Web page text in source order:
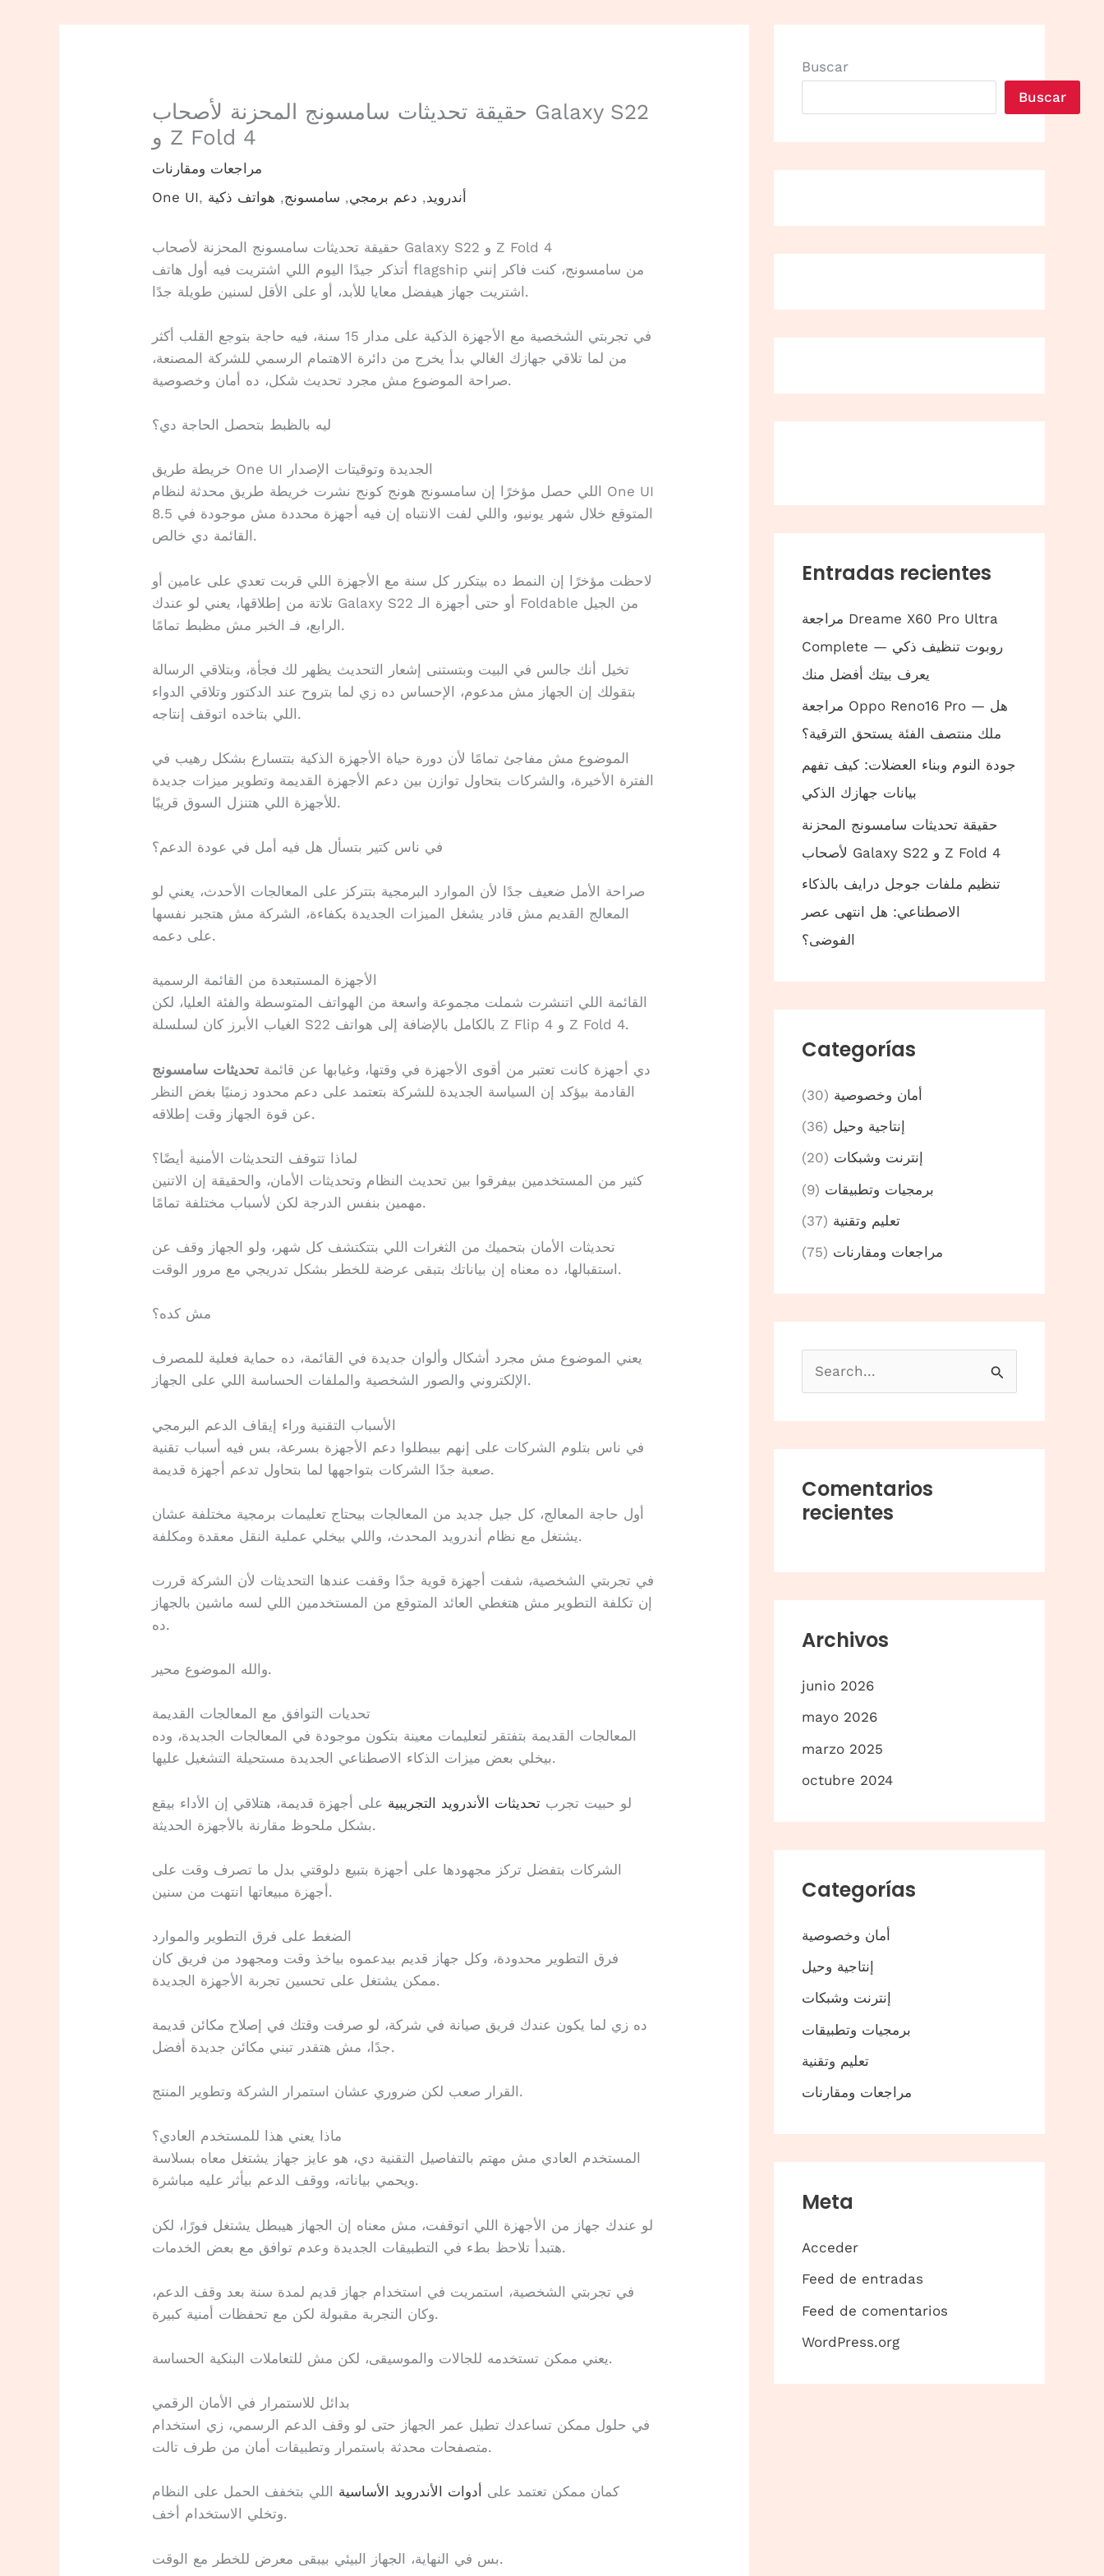
حقيقة تحديثات سامسونج المحزنة لأصحاب Galaxy S22
و Z Fold 4
مراجعات ومقارنات
One UI, أندرويد, دعم برمجي, سامسونج, هواتف ذكية
حقيقة تحديثات سامسونج المحزنة لأصحاب Galaxy S22 و Z Fold 4
أتذكر جيدًا اليوم اللي اشتريت فيه أول هاتف flagship من سامسونج، كنت فاكر إنني
اشتريت جهاز هيفضل معايا للأبد، أو على الأقل لسنين طويلة جدًا.
في تجربتي الشخصية مع الأجهزة الذكية على مدار 15 سنة، فيه حاجة بتوجع القلب أكثر
من لما تلاقي جهازك الغالي بدأ يخرج من دائرة الاهتمام الرسمي للشركة المصنعة،
صراحة الموضوع مش مجرد تحديث شكل، ده أمان وخصوصية.
ليه بالظبط بتحصل الحاجة دي؟
خريطة طريق One UI الجديدة وتوقيتات الإصدار
اللي حصل مؤخرًا إن سامسونج هونج كونج نشرت خريطة طريق محدثة لنظام One UI
8.5 المتوقع خلال شهر يونيو، واللي لفت الانتباه إن فيه أجهزة محددة مش موجودة في
القائمة دي خالص.
لاحظت مؤخرًا إن النمط ده بيتكرر كل سنة مع الأجهزة اللي قربت تعدي على عامين أو
تلاتة من إطلاقها، يعني لو عندك Galaxy S22 أو حتى أجهزة الـ Foldable من الجيل
الرابع، فـ الخبر مش مظبط تمامًا.
تخيل أنك جالس في البيت وبتستنى إشعار التحديث يظهر لك فجأة، وبتلاقي الرسالة
بتقولك إن الجهاز مش مدعوم، الإحساس ده زي لما بتروح عند الدكتور وتلاقي الدواء
اللي بتاخده اتوقف إنتاجه.
الموضوع مش مفاجئ تمامًا لأن دورة حياة الأجهزة الذكية بتتسارع بشكل رهيب في
الفترة الأخيرة، والشركات بتحاول توازن بين دعم الأجهزة القديمة وتطوير ميزات جديدة
للأجهزة اللي هتنزل السوق قريبًا.
في ناس كتير بتسأل هل فيه أمل في عودة الدعم؟
صراحة الأمل ضعيف جدًا لأن الموارد البرمجية بتتركز على المعالجات الأحدث، يعني لو
المعالج القديم مش قادر يشغل الميزات الجديدة بكفاءة، الشركة مش هتجبر نفسها
على دعمه.
الأجهزة المستبعدة من القائمة الرسمية
القائمة اللي اتنشرت شملت مجموعة واسعة من الهواتف المتوسطة والفئة العليا، لكن
الغياب الأبرز كان لسلسلة S22 بالكامل بالإضافة إلى هواتف Z Flip 4 و Z Fold 4.
دي أجهزة كانت تعتبر من أقوى الأجهزة في وقتها، وغيابها عن قائمة تحديثات سامسونج
القادمة بيؤكد إن السياسة الجديدة للشركة بتعتمد على دعم محدود زمنيًا بغض النظر
عن قوة الجهاز وقت إطلاقه.
لماذا تتوقف التحديثات الأمنية أيضًا؟
كثير من المستخدمين بيفرقوا بين تحديث النظام وتحديثات الأمان، والحقيقة إن الاتنين
مهمين بنفس الدرجة لكن لأسباب مختلفة تمامًا.
تحديثات الأمان بتحميك من الثغرات اللي بتتكتشف كل شهر، ولو الجهاز وقف عن
استقبالها، ده معناه إن بياناتك بتبقى عرضة للخطر بشكل تدريجي مع مرور الوقت.
مش كده؟
يعني الموضوع مش مجرد أشكال وألوان جديدة في القائمة، ده حماية فعلية للمصرف
الإلكتروني والصور الشخصية والملفات الحساسة اللي على الجهاز.
الأسباب التقنية وراء إيقاف الدعم البرمجي
في ناس بتلوم الشركات على إنهم بيبطلوا دعم الأجهزة بسرعة، بس فيه أسباب تقنية
صعبة جدًا الشركات بتواجهها لما بتحاول تدعم أجهزة قديمة.
أول حاجة المعالج، كل جيل جديد من المعالجات بيحتاج تعليمات برمجية مختلفة عشان
يشتغل مع نظام أندرويد المحدث، واللي بيخلي عملية النقل معقدة ومكلفة.
في تجربتي الشخصية، شفت أجهزة قوية جدًا وقفت عندها التحديثات لأن الشركة قررت
إن تكلفة التطوير مش هتغطي العائد المتوقع من المستخدمين اللي لسه ماشين بالجهاز
ده.
والله الموضوع محير.
تحديات التوافق مع المعالجات القديمة
المعالجات القديمة بتفتقر لتعليمات معينة بتكون موجودة في المعالجات الجديدة، وده
بيخلي بعض ميزات الذكاء الاصطناعي الجديدة مستحيلة التشغيل عليها.
لو حبيت تجرب تحديثات الأندرويد التجريبية على أجهزة قديمة، هتلاقي إن الأداء بيقع
بشكل ملحوظ مقارنة بالأجهزة الحديثة.
الشركات بتفضل تركز مجهودها على أجهزة بتبيع دلوقتي بدل ما تصرف وقت على
أجهزة مبيعاتها انتهت من سنين.
الضغط على فرق التطوير والموارد
فرق التطوير محدودة، وكل جهاز قديم بيدعموه بياخذ وقت ومجهود من فريق كان
ممكن يشتغل على تحسين تجربة الأجهزة الجديدة.
ده زي لما يكون عندك فريق صيانة في شركة، لو صرفت وقتك في إصلاح مكائن قديمة
جدًا، مش هتقدر تبني مكائن جديدة أفضل.
القرار صعب لكن ضروري عشان استمرار الشركة وتطوير المنتج.
ماذا يعني هذا للمستخدم العادي؟
المستخدم العادي مش مهتم بالتفاصيل التقنية دي، هو عايز جهاز يشتغل معاه بسلاسة
ويحمي بياناته، ووقف الدعم بيأثر عليه مباشرة.
لو عندك جهاز من الأجهزة اللي اتوقفت، مش معناه إن الجهاز هيبطل يشتغل فورًا، لكن
هتبدأ تلاحظ بطء في التطبيقات الجديدة وعدم توافق مع بعض الخدمات.
في تجربتي الشخصية، استمريت في استخدام جهاز قديم لمدة سنة بعد وقف الدعم،
وكان التجربة مقبولة لكن مع تحفظات أمنية كبيرة.
يعني ممكن تستخدمه للجالات والموسيقى، لكن مش للتعاملات البنكية الحساسة.
بدائل للاستمرار في الأمان الرقمي
في حلول ممكن تساعدك تطيل عمر الجهاز حتى لو وقف الدعم الرسمي، زي استخدام
متصفحات محدثة باستمرار وتطبيقات أمان من طرف تالت.
كمان ممكن تعتمد على أدوات الأندرويد الأساسية اللي بتخفف الحمل على النظام
وتخلي الاستخدام أخف.
بس في النهاية، الجهاز البيئي بيبقى معرض للخطر مع الوقت.
Buscar
Buscar
Entradas recientes
مراجعة Dreame X60 Pro Ultra
Complete — روبوت تنظيف ذكي
يعرف بيتك أفضل منك
مراجعة Oppo Reno16 Pro — هل
ملك منتصف الفئة يستحق الترقية؟
جودة النوم وبناء العضلات: كيف تفهم
بيانات جهازك الذكي
حقيقة تحديثات سامسونج المحزنة
لأصحاب Galaxy S22 و Z Fold 4
تنظيم ملفات جوجل درايف بالذكاء
الاصطناعي: هل انتهى عصر
الفوضى؟
Categorías
أمان وخصوصية (30)
إنتاجية وحيل (36)
إنترنت وشبكات (20)
برمجيات وتطبيقات (9)
تعليم وتقنية (37)
مراجعات ومقارنات (75)
u
s
c
Comentarios
recientes
Archivos
junio 2026
mayo 2026
marzo 2025
octubre 2024
Categorías
أمان وخصوصية
إنتاجية وحيل
إنترنت وشبكات
برمجيات وتطبيقات
تعليم وتقنية
مراجعات ومقارنات
Meta
Acceder
Feed de entradas
Feed de comentarios
WordPress.org